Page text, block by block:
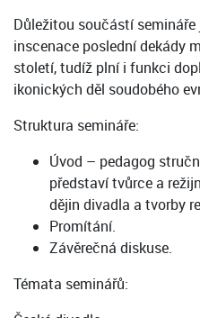
Důležitou součástí semináře
inscenace poslední dekády
století, tudíž plní i funkci
ikonických děl soudobého
Struktura semináře:
Úvod – pedagog
představí tvůrce a
dějin divadla a tvorby
Promítání.
Závěrečná diskuse.
Témata seminářů: